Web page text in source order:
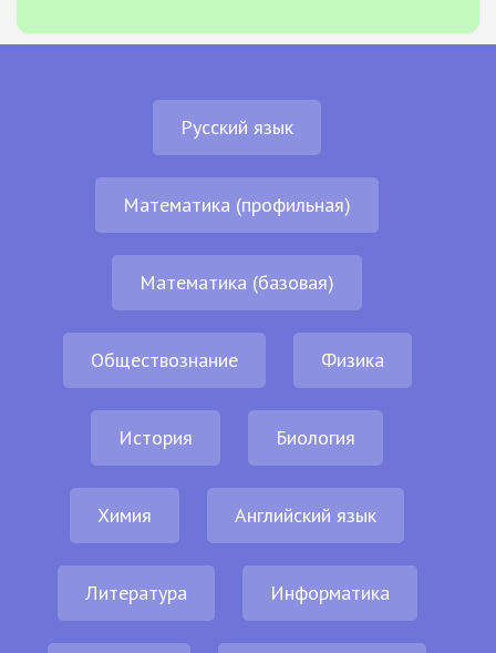
Русский язык
Математика (профильная)
Математика (базовая)
Обществознание Физика
История Биология
Химия Английский язык
Литература Информатика